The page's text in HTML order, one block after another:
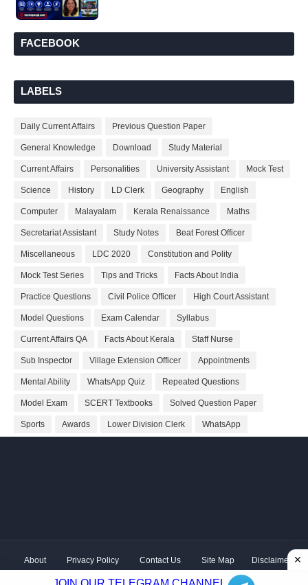
FACEBOOK
LABELS
Daily Current Affairs Previous Question Paper
General Knowledge Download Study Material
Current Affairs Personalities University Assistant Mock Test
Science History LD Clerk Geography English
Computer Malayalam Kerala Renaissance Maths
Secretariat Assistant Study Notes Beat Forest Officer
Miscellaneous LDC 2020 Constitution and Polity
Mock Test Series Tips and Tricks Facts About India
Practice Questions Civil Police Officer High Court Assistant
Model Questions Exam Calendar Syllabus
Current Affairs QA Facts About Kerala Staff Nurse
Sub Inspector Village Extension Officer Appointments
Mental Ability WhatsApp Quiz Repeated Questions
Model Exam SCERT Textbooks Solved Question Paper
Sports Awards Lower Division Clerk WhatsApp
About Privacy Policy Contact Us Site Map Disclaimer
Hum